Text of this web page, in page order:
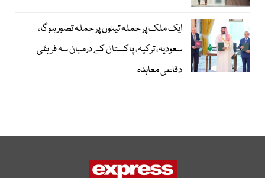
ایک ملک پر حملہ تینوں پر حملہ تصور ہوگا،
سعودیہ، ترکیہ، پاکستان کے درمیان سہ فریقی
دفاعی معاہدہ